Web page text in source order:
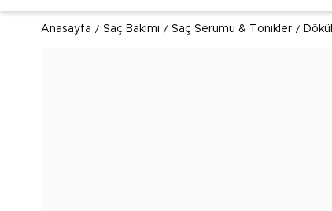
Anasayfa Saç Bakımı Saç Serumu & Tonikler